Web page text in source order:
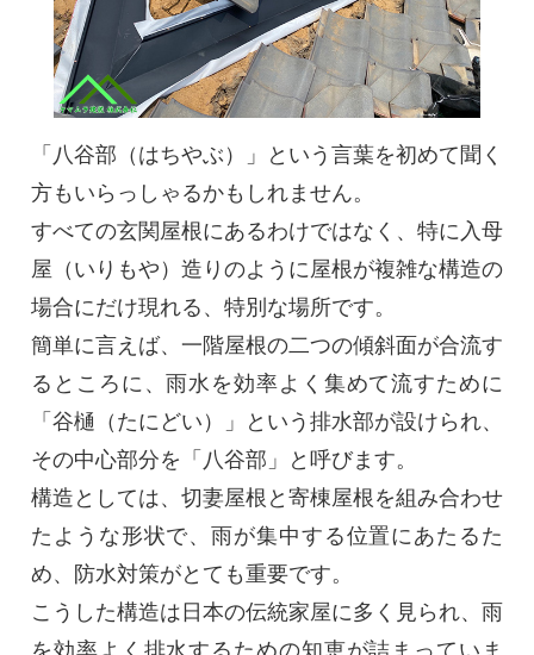
「八谷部（はちやぶ）」という言葉を初めて聞く
方もいらっしゃるかもしれません。
すべての玄関屋根にあるわけではなく、特に入母
屋（いりもや）造りのように屋根が複雑な構造の
場合にだけ現れる、特別な場所です。
簡単に言えば、一階屋根の二つの傾斜面が合流す
るところに、雨水を効率よく集めて流すために
「谷樋（たにどい）」という排水部が設けられ、
その中心部分を「八谷部」と呼びます。
構造としては、切妻屋根と寄棟屋根を組み合わせ
たような形状で、雨が集中する位置にあたるた
め、防水対策がとても重要です。
こうした構造は日本の伝統家屋に多く見られ、雨